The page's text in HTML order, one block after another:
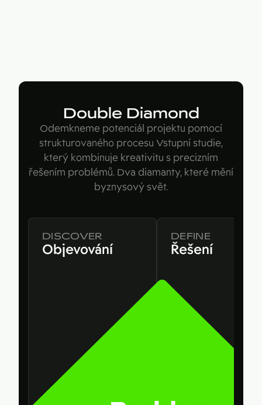
Double Diamond
Odemkneme potenciál projektu pomocí
strukturovaného procesu Vstupní studie,
který kombinuje kreativitu s precizním
řešením problémů. Dva diamanty, které mění
byznysový svět.
Objevování
DISCOVER
Řešení
DEFINE